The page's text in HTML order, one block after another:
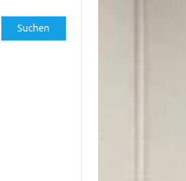
Suchen